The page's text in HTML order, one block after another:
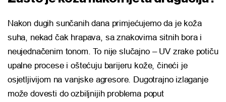
Nakon dugih sunčanih dana primjećujemo da je koža
suha, nekad čak hrapava, sa znakovima sitnih bora i
neujednačenim tonom. To nije slučajno – UV zrake potiču
upalne procese i oštećuju barijeru kože, čineći je
osjetljivijom na vanjske agresore. Dugotrajno izlaganje
može dovesti do ozbiljnijih problema poput